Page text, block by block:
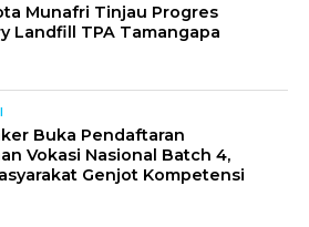
Munafri Tinjau Progres
Landfill TPA Tamangapa
Buka Pendaftaran
Vokasi Nasional Batch 4,
Genjot Kompetensi